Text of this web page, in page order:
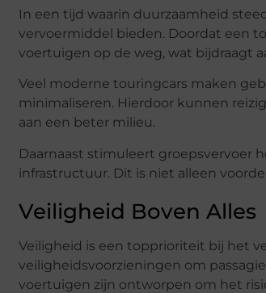
In een tijd waarin duurzaamheid
vervoermiddel bieden. Doordat een
voertuigen op de weg, wat bijdraagt
Veel moderne touringcars maken
minimaliseren. Hierdoor kunnen
aan een beter milieu.
Daarnaast stimuleert groepsvervoer
infrastructuur. Dit is niet alleen
Veiligheid Boven Alles
Veiligheid is een topprioriteit bij het
veiligheidsvoorzieningen om
voertuigen zijn ontworpen om het